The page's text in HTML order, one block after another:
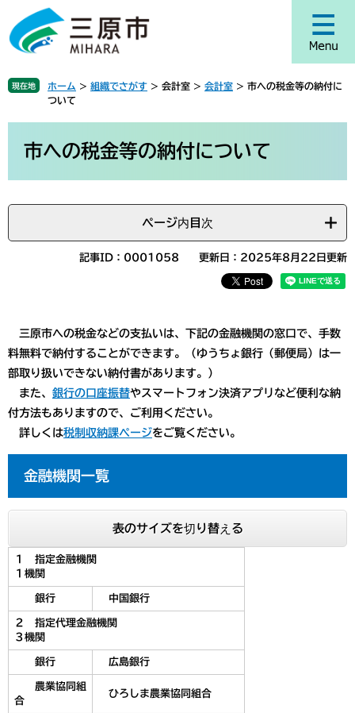
ジ
頭
す
ュ
飛
し
現在地 ホーム > 組織でさがす > 会計室 > 会計室 > 市への税金等の納付に
ついて
市への税金等の納付について
ページ内目次
記事ID：0001058 更新日：2025年8月22日更新
三原市への税金などの支払いは、下記の金融機関の窓口で、手数
料無料で納付することができます。（ゆうちょ銀行（郵便局）は一
部取り扱いできない納付書があります。）
また、 銀行の口座振替やスマートフォン決済アプリなど便利な納
付方法もありますので、ご利用ください。
詳しくは税制収納課ページをご覧ください。
金融機関一覧
表のサイズを切り替える
１ 指定金融機関
１機関
銀行 中国銀行
２ 指定代理金融機関
３機関
銀行 広島銀行
農業協同組
合
ひろしま農業協同組合